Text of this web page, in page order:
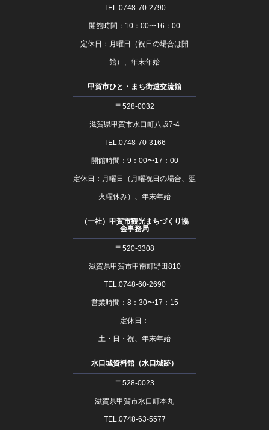
TEL.0748-70-2790
開館時間：10：00〜16：00
定休日：月曜日（祝日の場合は開
館）、年末年始
甲賀市ひと・まち街道交流館
〒528-0032
滋賀県甲賀市水口町八坂7-4
TEL.0748-70-3166
開館時間：9：00〜17：00
定休日：月曜日（月曜祝日の場合、翌
火曜休み）、年末年始
（一社）甲賀市観光まちづくり協
会事務局
〒520-3308
滋賀県甲賀市甲南町野田810
TEL.0748-60-2690
営業時間：8：30〜17：15
定休日：
土・日・祝、年末年始
水口城資料館（水口城跡）
〒528-0023
滋賀県甲賀市水口町本丸
TEL.0748-63-5577